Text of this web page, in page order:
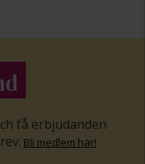
få erbjudanden
. Bli medlem här!